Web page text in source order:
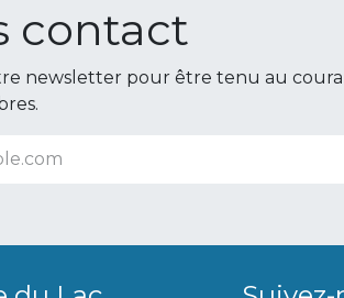
contact
newsletter pour être tenu au